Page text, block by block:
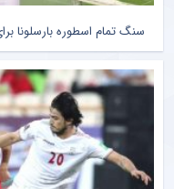
سنگ تمام اسطوره بارسلونا